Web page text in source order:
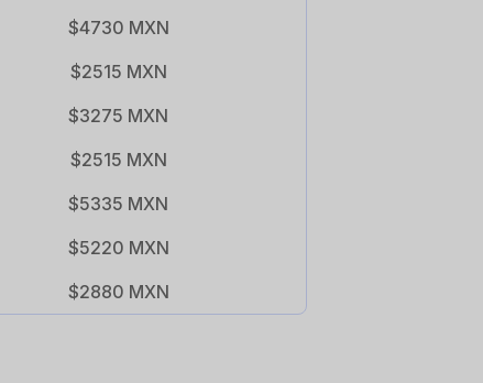
$4730 MXN
$2515 MXN
$3275 MXN
$2515 MXN
$5335 MXN
$5220 MXN
$2880 MXN